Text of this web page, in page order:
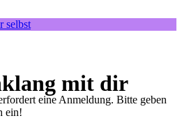
selbst
mit dir
eine Anmeldung. Bitte geben
ein!